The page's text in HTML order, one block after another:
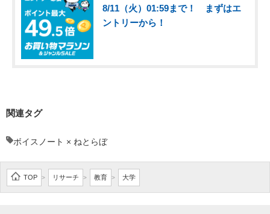
8/11（火）01:59まで！ まずはエ
ントリーから！
関連タグ
ボイスノート × ねとらぼ
TOP > リサーチ > 教育 > 大学